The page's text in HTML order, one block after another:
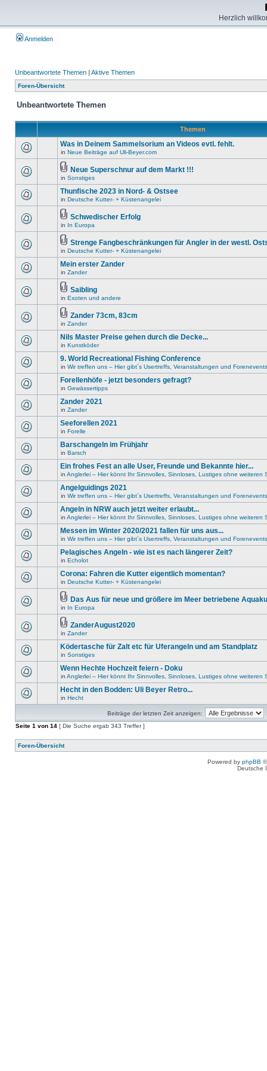
Herzlich
Anmelden
Unbeantwortete Themen | Aktive Themen
Foren-Übersicht
Unbeantwortete Themen
Themen
Was in Deinem Sammelsorium an Videos evtl. fehlt.
in Neue Beiträge auf Uli-Beyer.com
Neue Superschnur auf dem Markt !!!
in Sonstiges
Thunfische 2023 in Nord- & Ostsee
in Deutsche Kutter- + Küstenangelei
Schwedischer Erfolg
in In Europa
Strenge Fangbeschränkungen für Angler in der westl.
in Deutsche Kutter- + Küstenangelei
Mein erster Zander
in Zander
Saibling
in Exoten und andere
Zander 73cm, 83cm
in Zander
Nils Master Preise gehen durch die Decke...
in Kunstköder
9. World Recreational Fishing Conference
in Wir treffen uns – Hier gibt´s Usertreffs, Veranstaltungen und Forenevents
Forellenhöfe - jetzt besonders gefragt?
in Gewässertipps
Zander 2021
in Zander
Seeforellen 2021
in Forelle
Barschangeln im Frühjahr
in Barsch
Ein frohes Fest an alle User, Freunde und Bekannte hier...
in Anglerlei – Hier könnt Ihr Sinnvolles, Sinnloses, Lustiges ohne weiteren
Angelguidings 2021
in Wir treffen uns – Hier gibt´s Usertreffs, Veranstaltungen und Forenevents
Angeln in NRW auch jetzt weiter erlaubt...
in Anglerlei – Hier könnt Ihr Sinnvolles, Sinnloses, Lustiges ohne weiteren
Messen im Winter 2020/2021 fallen für uns aus...
in Wir treffen uns – Hier gibt´s Usertreffs, Veranstaltungen und Forenevents
Pelagisches Angeln - wie ist es nach längerer Zeit?
in Echolot
Corona: Fahren die Kutter eigentlich momentan?
in Deutsche Kutter- + Küstenangelei
Das Aus für neue und größere im Meer betriebene
in In Europa
ZanderAugust2020
in Zander
Ködertasche für Zalt etc für Uferangeln und am Standplatz
in Sonstiges
Wenn Hechte Hochzeit feiern - Doku
in Anglerlei – Hier könnt Ihr Sinnvolles, Sinnloses, Lustiges ohne weiteren
Hecht in den Bodden: Uli Beyer Retro...
in Hecht
Beiträge der letzten Zeit anzeigen:
Seite 1 von 14 [ Die Suche ergab 343 Treffer ]
Foren-Übersicht
Powered by phpBB
Deutsche